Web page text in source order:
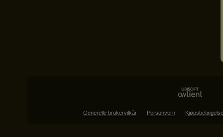
Generelle brukervilkår Personvern